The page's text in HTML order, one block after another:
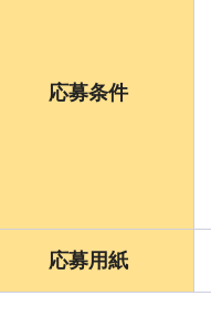
応募条件
応募用紙